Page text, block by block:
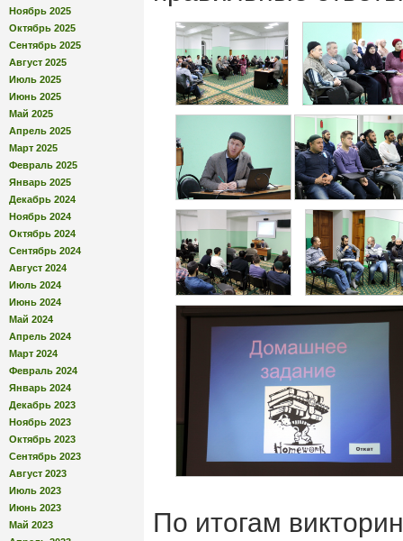
Ноябрь 2025
Октябрь 2025
Сентябрь 2025
Август 2025
Июль 2025
Июнь 2025
Май 2025
Апрель 2025
Март 2025
Февраль 2025
Январь 2025
Декабрь 2024
Ноябрь 2024
Октябрь 2024
Сентябрь 2024
Август 2024
Июль 2024
Июнь 2024
Май 2024
Апрель 2024
Март 2024
Февраль 2024
Январь 2024
Декабрь 2023
Ноябрь 2023
Октябрь 2023
Сентябрь 2023
Август 2023
Июль 2023
Июнь 2023
Май 2023
По итогам